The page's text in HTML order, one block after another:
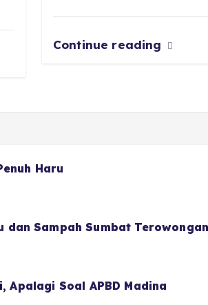
Continue reading
Haru
Sampah Sumbat
Apalagi Soal APBD Madina